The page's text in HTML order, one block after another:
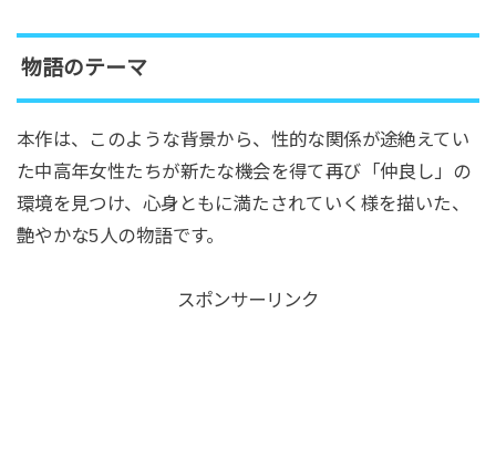
物語のテーマ
本作は、このような背景から、性的な関係が途絶えてい
た中高年女性たちが新たな機会を得て再び「仲良し」の
環境を見つけ、心身ともに満たされていく様を描いた、
艶やかな5人の物語です。
スポンサーリンク